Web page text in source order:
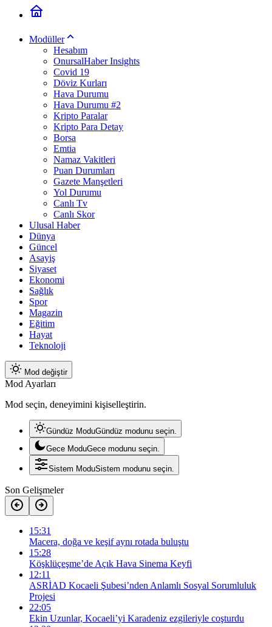
Modüller
Hesabım
OnursalHaber Insights
Covid 19
Döviz Kurları
Hava Durumu
Hava Durumu #2
Kripto Paralar
Kripto Para Detay
Borsa
Emtia
Namaz Vakitleri
Puan Durumları
Gazete Manşetleri
Yol Durumu
Canlı Tv
Canlı Skor
Ulusal Haber
Dünya
Güncel
Asayiş
Siyaset
Ekonomi
Sağlık
Spor
Magazin
Eğitim
Hayat
Teknoloji
Mod değiştir
Mod Ayarları
Mod seçin, deneyimini kişiselleştirin.
Gündüz ModuGündüz modunu seçin.
Gece ModuGece modunu seçin.
Sistem ModuSistem modunu seçin.
Son Gelişmeler
15:31
Macera, doğa ve keşif aynı rotada buluştu
15:28
Köşklüçeşme’de Açık Hava Sinema Keyfi
12:11
ASRİAD Kocaeli Şubesi’nden Anlamlı Sosyal Sorumluluk
Projesi
22:05
Ekin Uzunlar, Kocaeli’yi Karadeniz ezgileriyle coşturdu